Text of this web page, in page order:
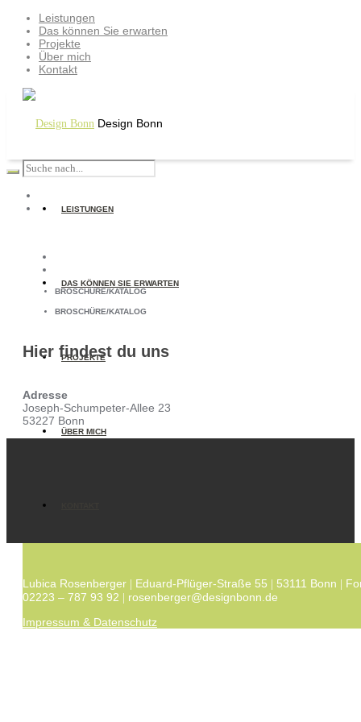
Leistungen
Das können Sie erwarten
Projekte
Über mich
Kontakt
Design Bonn
LEISTUNGEN
DAS KÖNNEN SIE ERWARTEN
PROJEKTE
ÜBER MICH
BROSCHÜRE/KATALOG
BROSCHÜRE/KATALOG
Hier findest du uns
Adresse
Joseph-Schumpeter-Allee 23
53227 Bonn
Lubica Rosenberger Eduard-Pflüger-Straße 55 53111 Bonn
02223 – 787 93 92
rosenberger@designbonn.de
Impressum & Datenschutz